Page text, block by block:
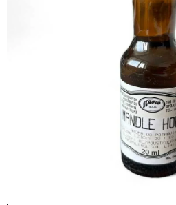
TÉMATICKÉ PRODUKTY
NOVÉ ZBOŽÍ